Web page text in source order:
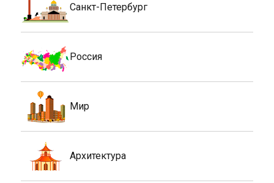
Санкт-Петербург
Россия
Мир
Архитектура